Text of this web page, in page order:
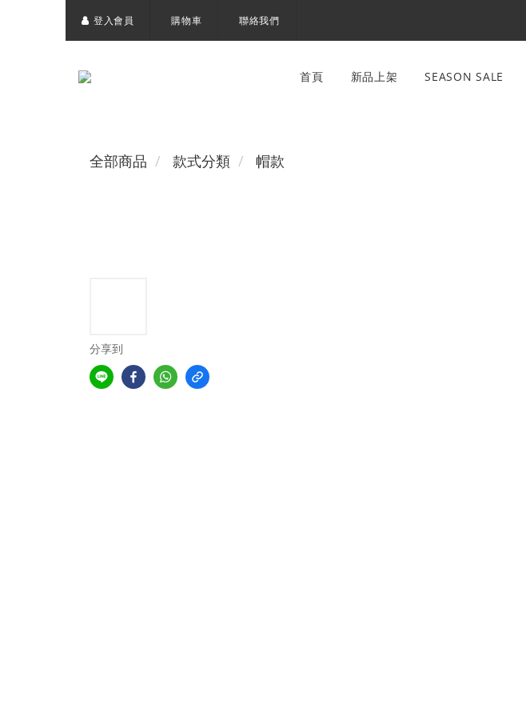
登入會員 購物車 聯絡我們
首頁 新品上架 SEASON SALE
全部商品 款式分類 帽款
分享到